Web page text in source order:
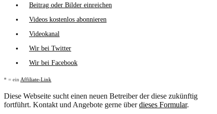
Beitrag oder Bilder einreichen
Videos kostenlos abonnieren
Videokanal
Wir bei Twitter
Wir bei Facebook
* = ein Affiliate-Link
Diese Webseite sucht einen neuen Betreiber der diese zukünftig
fortführt. Kontakt und Angebote gerne überdieses Formular.